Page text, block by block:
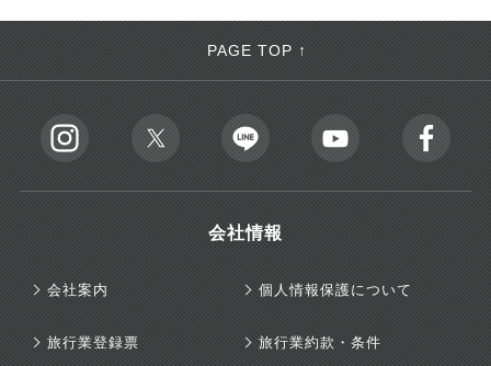
PAGE TOP ↑
会社情報
会社案内 個人情報保護について
旅行業登録票 旅行業約款・条件